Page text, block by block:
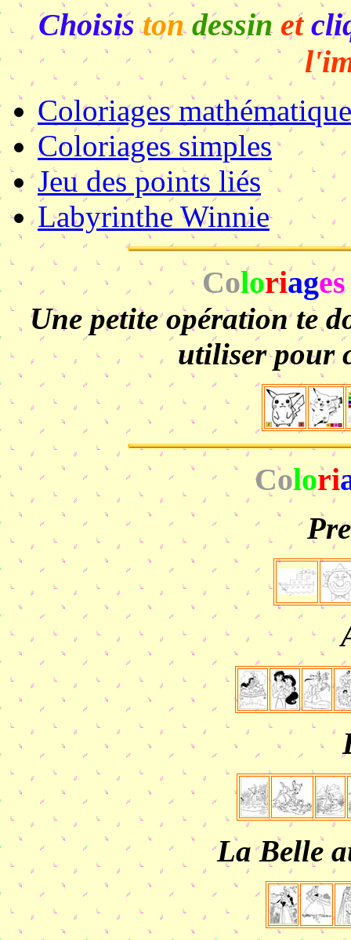
Choisiston dessin et
Coloriages
Coloriages simples
Jeu des points liés
Labyrinthe Winnie
Coloriages
Une petite opération te
utiliser pour
Colori
La Belle